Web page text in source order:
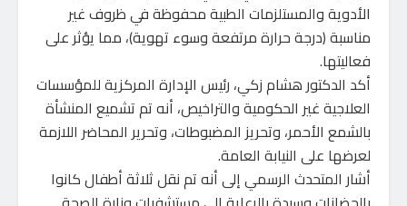
الأدوية والمستلزمات الطبية محفوظة في ظروف غير
مناسبة (درجة حرارة مرتفعة وسوء تهوية)، مما يؤثر على
فعاليتها.
أكد الدكتور هشام زكي، رئيس الإدارة المركزية للمؤسسات
العلاجية غير الحكومية والتراخيص، أنه تم تشميع المنشأة
بالشمع الأحمر، وتحريز المضبوطات، وتحرير المحاضر اللازمة
لعرضها على النيابة العامة.
أشار المتحدث الرسمي إلى أنه تم نقل ثلاثة أطفال كانوا